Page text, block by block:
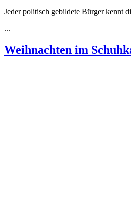
Jeder politisch gebildete Bürger kennt
...
Weihnachten im